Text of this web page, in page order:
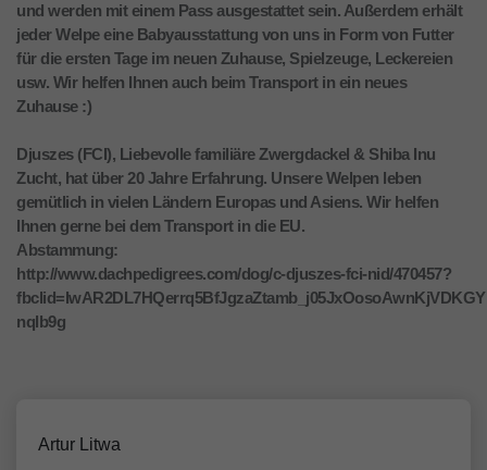
und werden mit einem Pass ausgestattet sein. Außerdem erhält
jeder Welpe eine Babyausstattung von uns in Form von Futter
für die ersten Tage im neuen Zuhause, Spielzeuge, Leckereien
usw. Wir helfen Ihnen auch beim Transport in ein neues
Zuhause :)
Djuszes (FCI), Liebevolle familiäre Zwergdackel & Shiba Inu
Zucht, hat über 20 Jahre Erfahrung. Unsere Welpen leben
gemütlich in vielen Ländern Europas und Asiens. Wir helfen
Ihnen gerne bei dem Transport in die EU.
Abstammung:
http://www.dachpedigrees.com/dog/c-djuszes-fci-nid/470457?
nqlb9g
Artur Litwa